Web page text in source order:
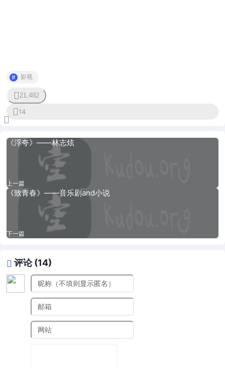
影视
21,482
14
《浮夸》——林志炫
上一篇
《致青春》——音乐剧and小说
下一篇
评论 (14)